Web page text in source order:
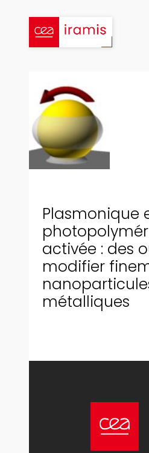
contenu
Plasmonique
activée : des
modifier
métalliques